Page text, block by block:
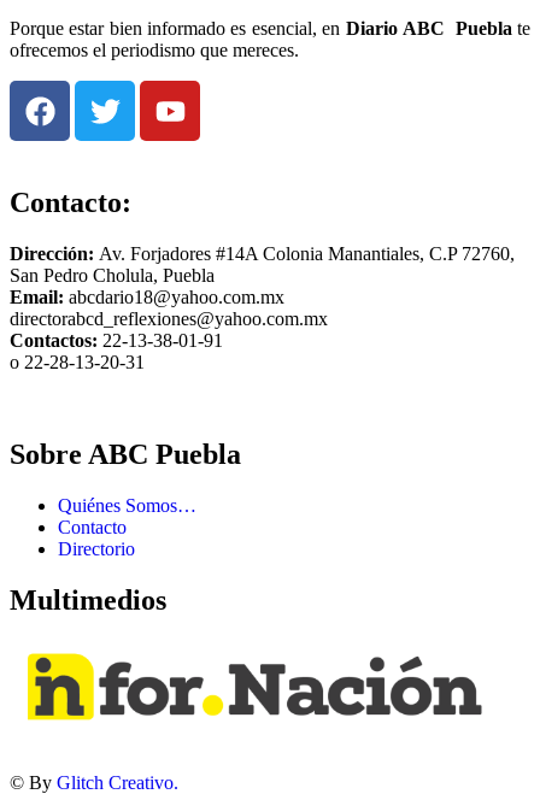
Porque estar bien informado es esencial, en Diario ABC Pueblate
ofrecemos el periodismo que mereces.
Contacto:
Dirección: Av. Forjadores #14A Colonia Manantiales, C.P 72760,
San Pedro Cholula, Puebla
Email: abcdario18@yahoo.com.mx
directorabcd_reflexiones@yahoo.com.mx
Contactos: 22-13-38-01-91
o 22-28-13-20-31
Sobre ABC Puebla
Quiénes Somos…
Contacto
Directorio
Multimedios
© By Glitch Creativo.